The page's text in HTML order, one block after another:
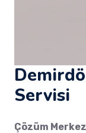
Servisi
Çözüm